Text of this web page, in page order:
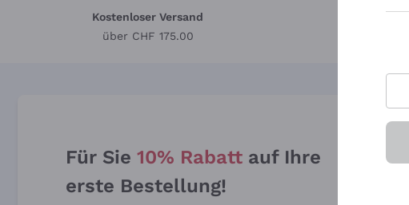
Kostenloser Versand
über CHF 175.00
Für Sie 10% Rabatt auf Ihre
erste Bestellung!